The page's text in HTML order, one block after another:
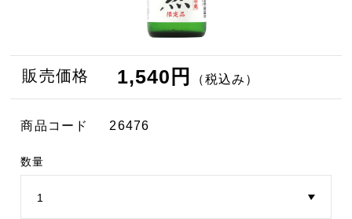
販売価格 1,540円 （税込み）
商品コード 26476
数量